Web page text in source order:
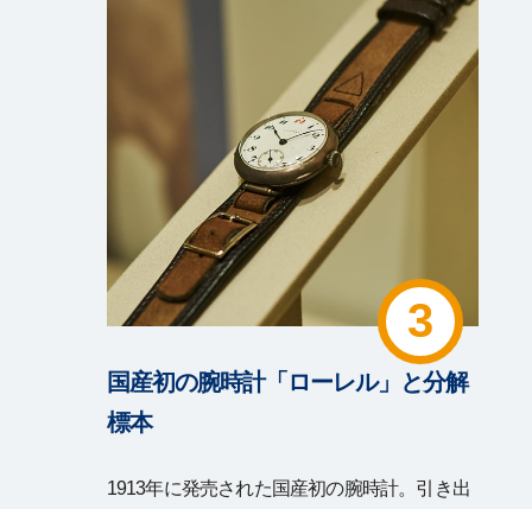
3
国産初の腕時計「ローレル」と分解
標本
1913年に発売された国産初の腕時計。引き出